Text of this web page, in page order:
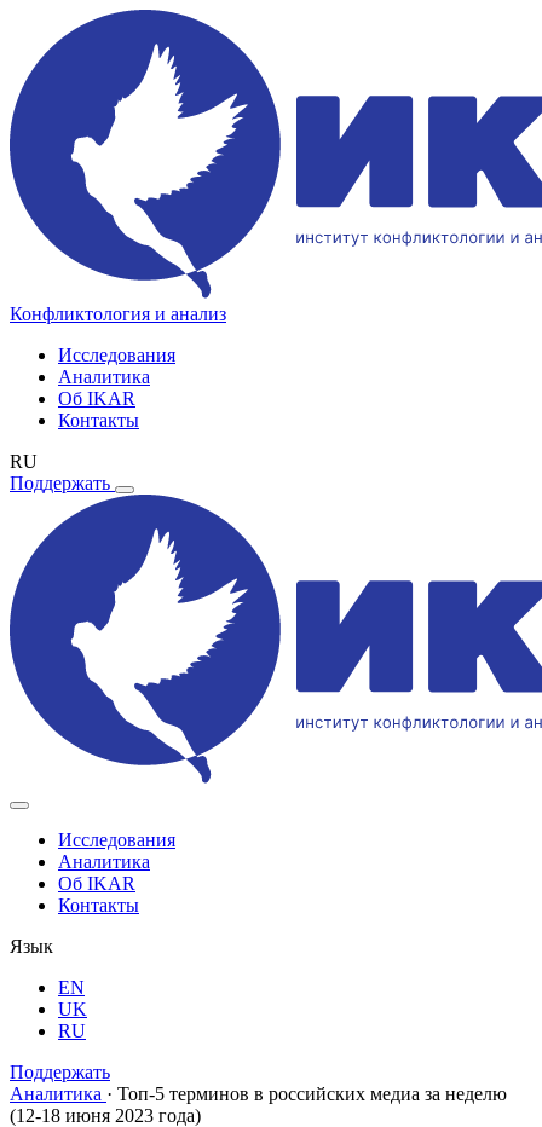
Конфликтология и анализ
Исследования
Аналитика
Об IKAR
Контакты
RU
Поддержать
Исследования
Аналитика
Об IKAR
Контакты
Язык
EN
UK
RU
Поддержать
Аналитика · Топ-5 терминов в российских медиа за неделю
(12-18 июня 2023 года)